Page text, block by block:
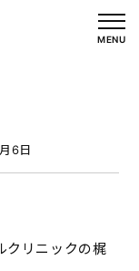
MENU
6日
クリニックの梶